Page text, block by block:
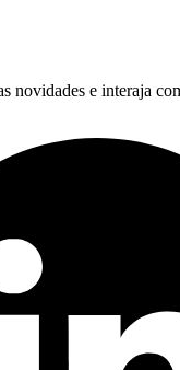
novidades e interaja